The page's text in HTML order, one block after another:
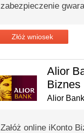
zabezpieczenie
Złóż wniosek
Alior
Biznes
Alior Bank
Załóż online iKonto